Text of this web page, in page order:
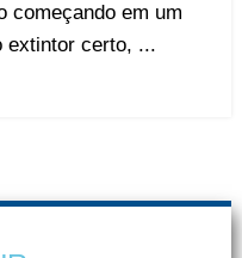
começando em um
extintor certo, ...